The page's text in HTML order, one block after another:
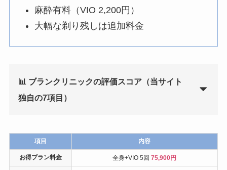
麻酔有料（VIO 2,200円）
大幅な剃り残しは追加料金
📊 ブランクリニックの評価スコア（当サイト
独自の7項目）
項目 内容
お得プラン料金 全身+VIO 5回75,900円